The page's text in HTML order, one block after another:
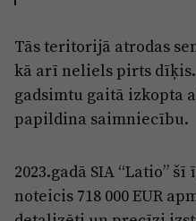
Tās teritorijā atrodas
kā arī neliels pirts
gadsimtu gaitā izkopta
papildina saimniecību.
2023.gadā SIA “Latio”
noteicis 718 000 EUR